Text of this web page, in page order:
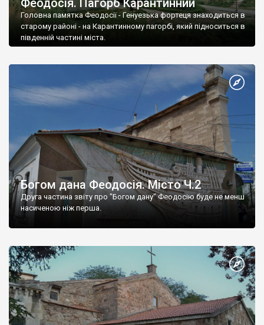
Феодосія. Пагорб Карантинний
Головна памятка Феодосії - Генуезька фортеця знаходиться в
старому районі - на Карантинному пагорбі, який підноситься в
південній частині міста.
Богом дана Феодосія. Місто Ч.2
Друга частина звіту про "Богом дану" Феодосію буде не менш
насиченою ніж перша.